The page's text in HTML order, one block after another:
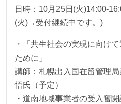
日時：10月25日(火)14:00-
(火)→受付継続中です。)
・「共生社会の実現に向け
ために」
講師：札幌出入国在留管理
悟氏（予定）
・道南地域事業者の受入奮